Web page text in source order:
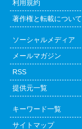
利用規約
著作権と転載について
ソーシャルメディア
メールマガジン
RSS
提供元一覧
キーワード一覧
サイトマップ